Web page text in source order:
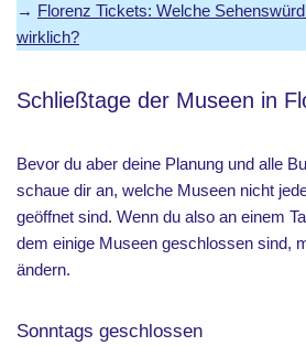
→ Florenz Tickets: Welche
wirklich?
Schließtage der Museen in
Bevor du aber deine Planung und alle
schaue dir an, welche Museen nicht
geöffnet sind. Wenn du also an einem
dem einige Museen geschlossen sind,
ändern.
Sonntags geschlossen